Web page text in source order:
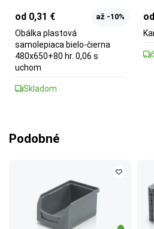
od 0,31 € až -10%
Obálka plastová
samolepiaca bielo-čierna
480x650+80 hr. 0,06 s
uchom
Skladom
Podobné